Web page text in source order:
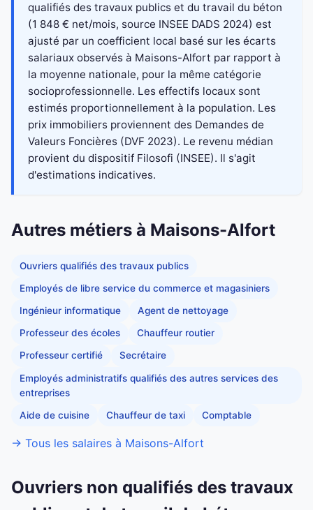
qualifiés des travaux publics et du travail du béton
(1 848 € net/mois, source INSEE DADS 2024) est
ajusté par un coefficient local basé sur les écarts
salariaux observés à Maisons-Alfort par rapport à
la moyenne nationale, pour la même catégorie
socioprofessionnelle. Les effectifs locaux sont
estimés proportionnellement à la population. Les
prix immobiliers proviennent des Demandes de
Valeurs Foncières (DVF 2023). Le revenu médian
provient du dispositif Filosofi (INSEE). Il s'agit
d'estimations indicatives.
Autres métiers à Maisons-Alfort
Ouvriers qualifiés des travaux publics
Employés de libre service du commerce et magasiniers
Ingénieur informatique Agent de nettoyage
Professeur des écoles Chauffeur routier
Professeur certifié Secrétaire
Employés administratifs qualifiés des autres services des
entreprises
Aide de cuisine Chauffeur de taxi Comptable
→ Tous les salaires à Maisons-Alfort
Ouvriers non qualifiés des travaux